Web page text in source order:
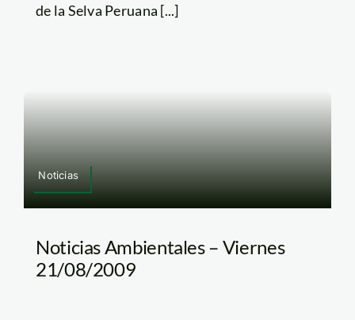
de la Selva Peruana [...]
Noticias
Noticias Ambientales – Viernes
21/08/2009